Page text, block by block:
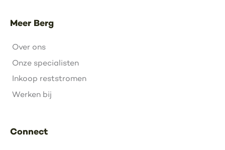
Meer Berg
Over ons
Onze specialisten
Inkoop reststromen
Werken bij
Connect